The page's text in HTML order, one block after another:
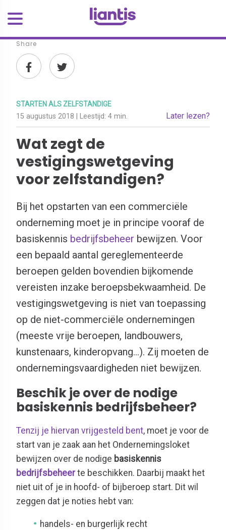
Share
STARTEN ALS ZELFSTANDIGE
15 augustus 2018 | Leestijd: 4 min. Later lezen?
Wat zegt de
vestigingswetgeving
voor zelfstandigen?
Bij het opstarten van een commerciële
onderneming moet je in principe vooraf de
basiskennis bedrijfsbeheer bewijzen. Voor
een bepaald aantal gereglementeerde
beroepen gelden bovendien bijkomende
vereisten inzake beroepsbekwaamheid. De
vestigingswetgeving is niet van toepassing
op de niet-commerciële ondernemingen
(meeste vrije beroepen, landbouwers,
kunstenaars, kinderopvang…). Zij moeten de
ondernemingsvaardigheden niet bewijzen.
Beschik je over de nodige
basiskennis bedrijfsbeheer?
Tenzij je hiervan vrijgesteld bent, moet je voor de
start van je zaak aan het Ondernemingsloket
bewijzen over de nodige basiskennis
bedrijfsbeheerte beschikken. Daarbij maakt het
niet uit of je in hoofd- of bijberoep start. Dit wil
zeggen dat je noties hebt van:
handels- en burgerlijk recht